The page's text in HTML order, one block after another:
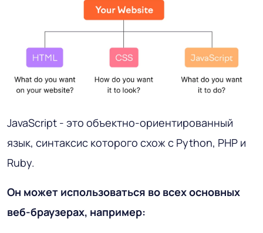
JavaScript - это объектно-ориентированный
язык, синтаксис которого схож с Python, PHP и
Ruby.
Он может использоваться во всех основных
веб-браузерах, например: